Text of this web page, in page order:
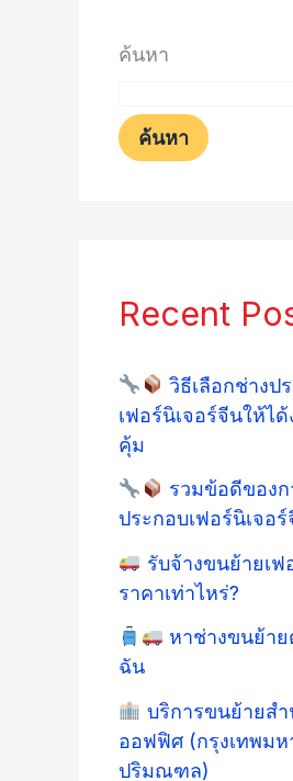
ค้นหา
ค้นหา
Recent
วิธีเลือกช่างป
เฟอร์นิเจอร์จีนให้ไ
คุ้ม
รวมข้อดีของก
ประกอบเฟอร์นิเจอ
รับจ้างขนย้ายเฟ
ราคาเท่าไหร่?
หาช่างขนย้าย
ฉัน
บริการขนย้ายส
ออฟฟิศ (กรุงเทพม
ปริมณฑล)